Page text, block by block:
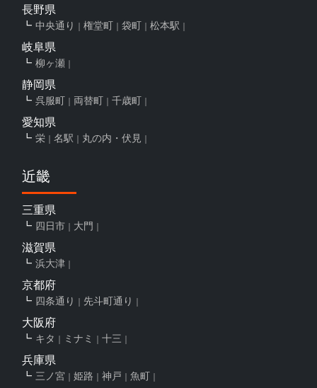
長野県
中央通り 権堂町 袋町 松本駅
岐阜県
柳ヶ瀬
静岡県
呉服町 両替町 千歳町
愛知県
栄 名駅 丸の内・伏見
近畿
三重県
四日市 大門
滋賀県
浜大津
京都府
四条通り 先斗町通り
大阪府
キタ ミナミ 十三
兵庫県
三ノ宮 姫路 神戸 魚町